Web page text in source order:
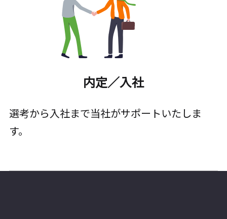
内定／入社
選考から入社まで当社がサポートいたしま
す。